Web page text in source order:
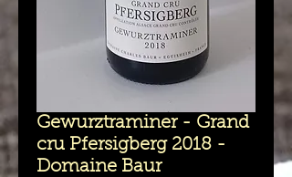
Gewurztraminer - Grand
cru Pfersigberg 2018 -
Domaine Baur